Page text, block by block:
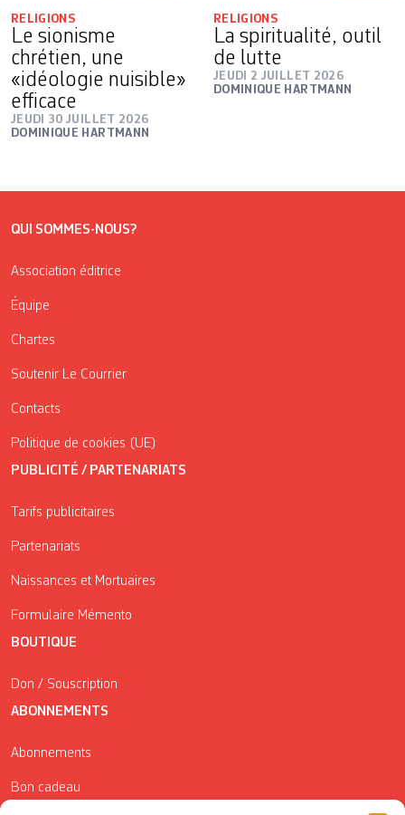
RELIGIONS
Le sionisme
chrétien, une
«idéologie nuisible»
efficace
JEUDI 30 JUILLET 2026
DOMINIQUE HARTMANN
RELIGIONS
La spiritualité, outil
de lutte
JEUDI 2 JUILLET 2026
DOMINIQUE HARTMANN
QUI SOMMES-NOUS?
Association éditrice
Équipe
Chartes
Soutenir Le Courrier
Contacts
Politique de cookies (UE)
PUBLICITÉ / PARTENARIATS
Tarifs publicitaires
Partenariats
Naissances et Mortuaires
Formulaire Mémento
BOUTIQUE
Don / Souscription
ABONNEMENTS
Abonnements
Bon cadeau